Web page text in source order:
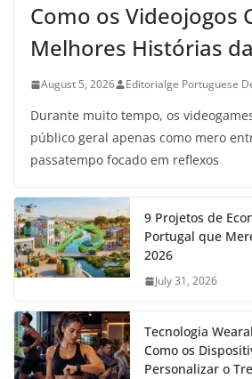
Como os Videojogos
Melhores Histórias
August 5, 2026 Editorialge Portuguese
Durante muito tempo, os
público geral apenas como mero
passatempo focado em reflexos
9 Projetos de
Portugal que
2026
July 31, 2026
Tecnologia
Como os
Personalizar o